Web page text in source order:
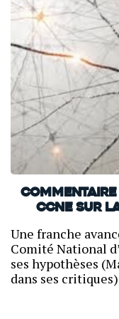
Commentaire
CCNE sur
Une franche
Comité National
ses hypothèses
dans ses